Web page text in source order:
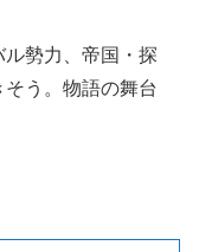
勢力、帝国・探
う。物語の舞台